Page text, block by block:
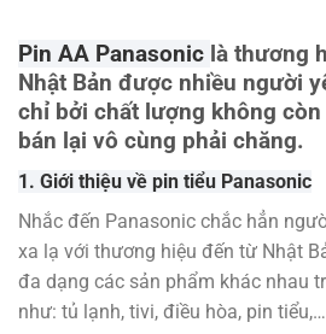
Pin AA Panasonic là thương
Nhật Bản được nhiều người
chỉ bởi chất lượng không
bán lại vô cùng phải chăng.
1. Giới thiệu về pin tiểu Panasonic
Nhắc đến Panasonic chắc hẳn
xa lạ với thương hiệu đến từ Nhật
đa dạng các sản phẩm khác nhau
như: tủ lạnh, tivi, điều hòa, pin tiểu,…